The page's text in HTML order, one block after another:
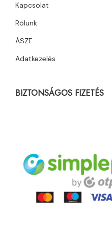
Kapcsolat
Rólunk
ÁSZF
Adatkezelés
BIZTONSÁGOS FIZETÉS